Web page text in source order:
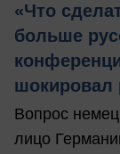
«Что
больше
шокировал
Вопрос
лицо